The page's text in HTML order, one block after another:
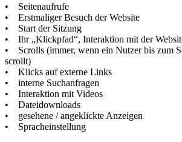
• Seitenaufrufe
• Erstmaliger Besuch der Website
• Start der Sitzung
• Ihr „Klickpfad“, Interaktion mit der
• Scrolls (immer, wenn ein Nutzer bis zum
scrollt)
• Klicks auf externe Links
• interne Suchanfragen
• Interaktion mit Videos
• Dateidownloads
• gesehene / angeklickte Anzeigen
• Spracheinstellung